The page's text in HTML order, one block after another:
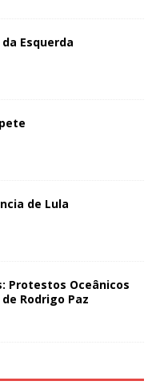
Esquerda
de Lula
Protestos Oceânicos
Rodrigo Paz